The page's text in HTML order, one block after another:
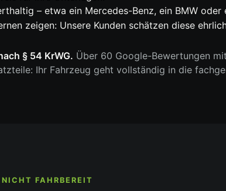
– etwa ein Mercedes-Benz, ein BMW
zeigen: Unsere Kunden schätzen diese
§ 54 KrWG. Über 60 Google-Bewertungen
Ihr Fahrzeug geht vollständig in die
FAHRBEREIT